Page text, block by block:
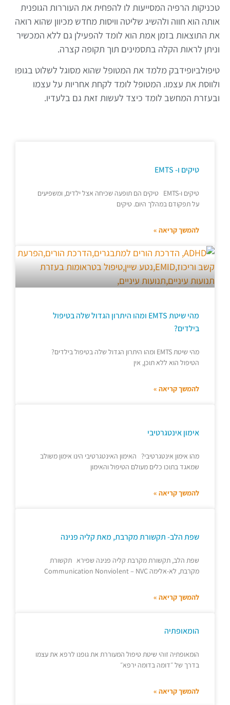
טכניקות הרפיה המסייעות לו להפחית את העוררות הגופנית
אותה הוא חווה ולהשיג שליטה וויסות מחדש מכיוון שהוא רואה
את התוצאות בזמן אמת הוא לומד להפעילן גם ללא המכשיר
וניתן לראות הקלה בתסמינים תוך תקופה קצרה.
טיפולביופידבק מלמד את המטופל שהוא מסוגל לשלוט בגופו
ולווסת את עצמו. המטופל לומד לקחת אחריות על עצמו
ובעזרת המחשב לומד כיצד לעשות זאת גם בלעדיו.
טיקים ו- EMTS
טיקים ו-EMTS טיקים הם תופעה שכיחה אצל ילדים, ומשפיעים
על תפקודם במהלך היום. טיקים
להמשך קריאה »
מהי שיטת EMTS ומהו היתרון הגדול שלה בטיפול
בילדים?
מהי שיטת EMTS ומהו היתרון הגדול שלה בטיפול בילדים?
הטיפול הוא ללא תוכן, אין
להמשך קריאה »
אימון אינטגרטיבי
מהו אימון אינטגרטיבי? האימון האינטגרטיבי הינו אימון משולב
שמאגד בתוכו כלים מעולם הטיפול והאימון
להמשך קריאה »
שפת הלב- תקשורת מקרבת, מאת קליה פנינה
שפת הלב, תקשורת מקרבת קליה פנינה שפירא תקשורת
מקרבת, לא-אלימה Communication Nonviolent – NVC
להמשך קריאה »
הומאופתיה
הומאופתיה זוהי שיטת טיפול המעוררת את גופנו לרפא את עצמו
בדרך של ״דומה בדומה ירפא״
להמשך קריאה »